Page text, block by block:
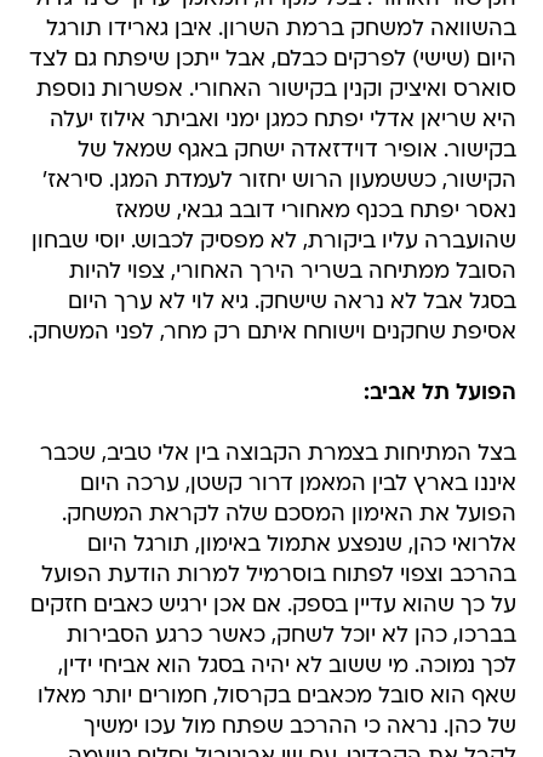
בהשוואה למשחק ברמת השרון. איבן גארידו תורגל
היום (שישי) לפרקים כבלם, אבל ייתכן שיפתח גם לצד
סוארס ואיציק וקנין בקישור האחורי. אפשרות נוספת
היא שריאן אדלי יפתח כמגן ימני ואביתר אילוז יעלה
בקישור. אופיר דוידזאדה ישחק באגף שמאל של
הקישור, כששמעון הרוש יחזור לעמדת המגן. סיראז'
נאסר יפתח בכנף מאחורי דובב גבאי, שמאז
שהועברה עליו ביקורת, לא מפסיק לכבוש. יוסי שבחון
הסובל ממתיחה בשריר הירך האחורי, צפוי להיות
בסגל אבל לא נראה שישחק. גיא לוי לא ערך היום
אסיפת שחקנים וישוחח איתם רק מחר, לפני המשחק.
הפועל תל אביב:
בצל המתיחות בצמרת הקבוצה בין אלי טביב, שכבר
איננו בארץ לבין המאמן דרור קשטן, ערכה היום
הפועל את האימון המסכם שלה לקראת המשחק.
אלרואי כהן, שנפצע אתמול באימון, תורגל היום
בהרכב וצפוי לפתוח בוסרמיל למרות הודעת הפועל
על כך שהוא עדיין בספק. אם אכן ירגיש כאבים חזקים
בברכו, כהן לא יוכל לשחק, כאשר כרגע הסבירות
לכך נמוכה. מי ששוב לא יהיה בסגל הוא אביחי ידין,
שאף הוא סובל מכאבים בקרסול, חמורים יותר מאלו
של כהן. נראה כי ההרכב שפתח מול עכו ימשיך